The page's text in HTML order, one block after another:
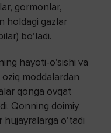
gormonlar,
holdagi gazlar
bo‘ladi.
hayoti-o‘sishi va
moddalardan
qonga ovqat
Qonning doimiy
o‘tadi